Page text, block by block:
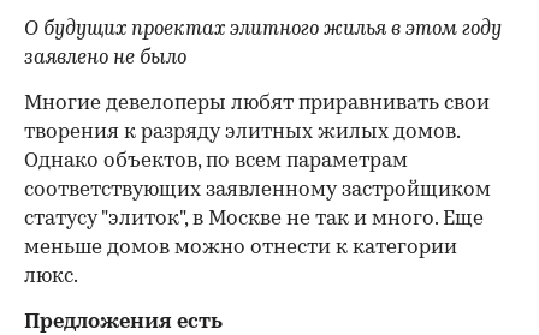
О будущих проектах элитного жилья в этом году
заявлено не было
Многие девелоперы любят приравнивать свои
творения к разряду элитных жилых домов.
Однако объектов, по всем параметрам
соответствующих заявленному застройщиком
статусу "элиток", в Москве не так и много. Еще
меньше домов можно отнести к категории
люкс.
Предложения есть